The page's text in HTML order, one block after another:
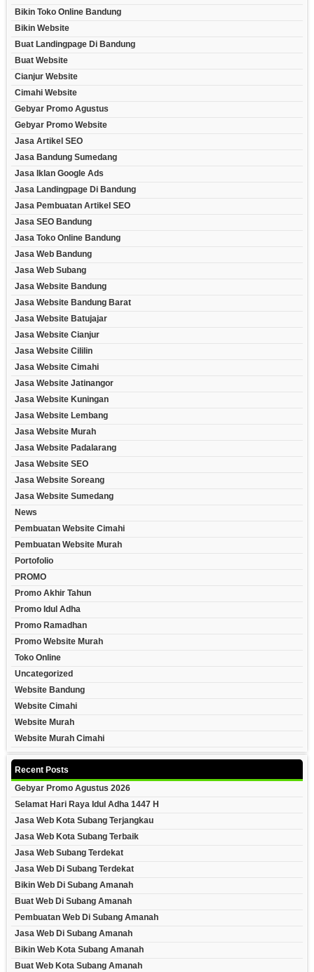
Bikin Toko Online Bandung
Bikin Website
Buat Landingpage Di Bandung
Buat Website
Cianjur Website
Cimahi Website
Gebyar Promo Agustus
Gebyar Promo Website
Jasa Artikel SEO
Jasa Bandung Sumedang
Jasa Iklan Google Ads
Jasa Landingpage Di Bandung
Jasa Pembuatan Artikel SEO
Jasa SEO Bandung
Jasa Toko Online Bandung
Jasa Web Bandung
Jasa Web Subang
Jasa Website Bandung
Jasa Website Bandung Barat
Jasa Website Batujajar
Jasa Website Cianjur
Jasa Website Cililin
Jasa Website Cimahi
Jasa Website Jatinangor
Jasa Website Kuningan
Jasa Website Lembang
Jasa Website Murah
Jasa Website Padalarang
Jasa Website SEO
Jasa Website Soreang
Jasa Website Sumedang
News
Pembuatan Website Cimahi
Pembuatan Website Murah
Portofolio
PROMO
Promo Akhir Tahun
Promo Idul Adha
Promo Ramadhan
Promo Website Murah
Toko Online
Uncategorized
Website Bandung
Website Cimahi
Website Murah
Website Murah Cimahi
Recent Posts
Gebyar Promo Agustus 2026
Selamat Hari Raya Idul Adha 1447 H
Jasa Web Kota Subang Terjangkau
Jasa Web Kota Subang Terbaik
Jasa Web Subang Terdekat
Jasa Web Di Subang Terdekat
Bikin Web Di Subang Amanah
Buat Web Di Subang Amanah
Pembuatan Web Di Subang Amanah
Jasa Web Di Subang Amanah
Bikin Web Kota Subang Amanah
Buat Web Kota Subang Amanah